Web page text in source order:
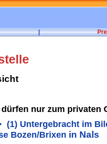
|
nur zum privaten
(1) Untergebracht im
Bozen/Brixen in Nals